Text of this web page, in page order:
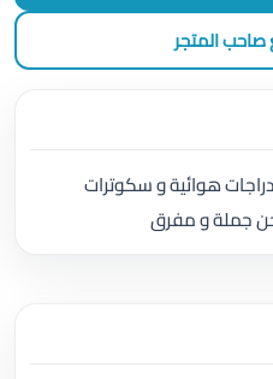
المتجر
هوائية و سكوترات
جملة و مفرق